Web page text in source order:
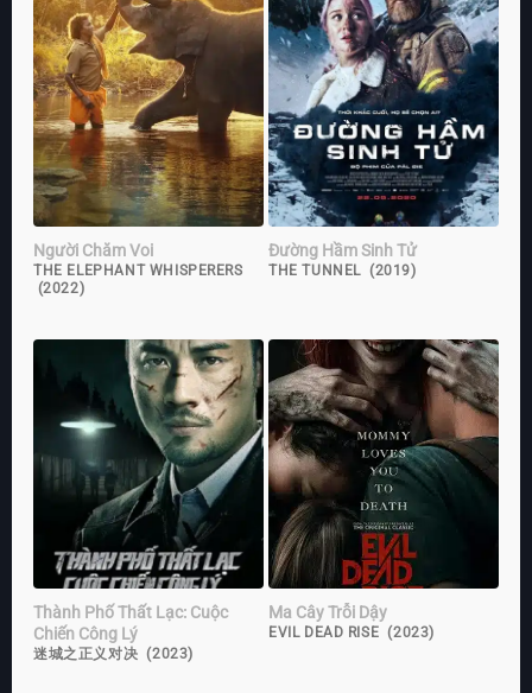
Người Chăm Voi
THE ELEPHANT WHISPERERS
(2022)
Đường Hầm Sinh Tử
THE TUNNEL (2019)
Thành Phố Thất Lạc: Cuộc
Chiến Công Lý
迷城之正义对决 (2023)
Ma Cây Trỗi Dậy
EVIL DEAD RISE (2023)